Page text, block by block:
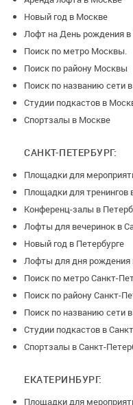
Новый год в Москве
Лофт на День рождения
Поиск по метро Москвы.
Поиск по району Москвы
Поиск по названию сети
Студии подкастов в
Спортзалы в Москве
САНКТ-ПЕТЕРБУРГ:
Площадки для
Площадки для тренингов
Конференц-залы в
Лофты для вечеринок в
Новый год в Петербурге
Лофты для дня рождения
Поиск по метро Санкт-
Поиск по району Санкт-
Поиск по названию сети
Студии подкастов в
Спортзалы в Санкт-
ЕКАТЕРИНБУРГ:
Площадки для